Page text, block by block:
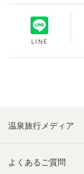
LINE
温泉旅行メディア
よくあるご質問